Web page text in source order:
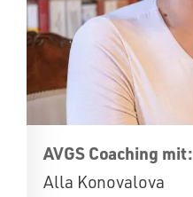
AVGS Coaching mit:
Alla Konovalova